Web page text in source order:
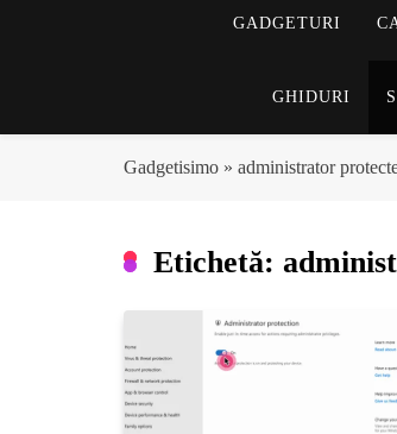
GADGETURI
GHIDURI
Gadgetisimo » administrator
Etichetă: